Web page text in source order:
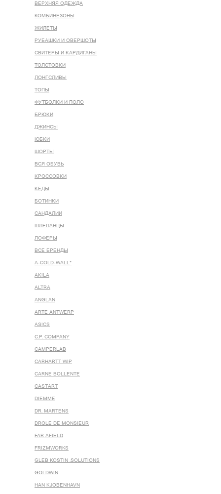
ВЕРХНЯЯ ОДЕЖДА
КОМБИНЕЗОНЫ
ЖИЛЕТЫ
РУБАШКИ И ОВЕРШОТЫ
СВИТЕРЫ И КАРДИГАНЫ
ТОЛСТОВКИ
ЛОНГСЛИВЫ
ТОПЫ
ФУТБОЛКИ И ПОЛО
БРЮКИ
ДЖИНСЫ
ЮБКИ
ШОРТЫ
ВСЯ ОБУВЬ
КРОССОВКИ
КЕДЫ
БОТИНКИ
САНДАЛИИ
ШЛЕПАНЦЫ
ЛОФЕРЫ
ВСЕ БРЕНДЫ
A-COLD-WALL*
AKILA
ALTRA
ANGLAN
ARTE ANTWERP
ASICS
C.P. COMPANY
CAMPERLAB
CARHARTT WIP
CARNE BOLLENTE
CASTART
DIEMME
DR. MARTENS
DROLE DE MONSIEUR
FAR AFIELD
FRIZMWORKS
GLEB KOSTIN .SOLUTIONS
GOLDWIN
HAN KJOBENHAVN